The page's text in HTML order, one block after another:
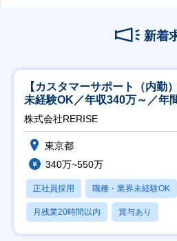
新着
【カスタマーサポート（内勤
未経験OK／年収340万～／年
株式会社RERISE
東京都
340万~550万
正社員採用 職種・業界未経験OK
月残業20時間以内 賞与あり